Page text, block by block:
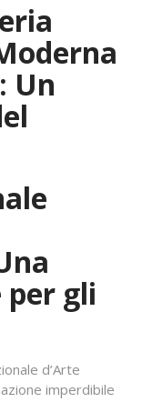
Un
per gli
d’Arte
imperdibile